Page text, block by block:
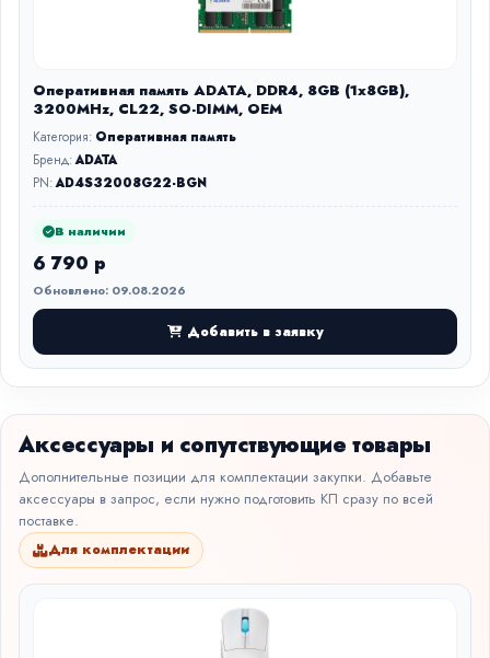
Оперативная память ADATA, DDR4, 8GB (1x8GB),
3200MHz, CL22, SO-DIMM, OEM
Категория: Оперативная память
Бренд:ADATA
PN:AD4S32008G22-BGN
В наличии
6 790 р
Обновлено: 09.08.2026
Добавить в заявку
Аксессуары и сопутствующие товары
Дополнительные позиции для комплектации закупки. Добавьте
аксессуары в запрос, если нужно подготовить КП сразу по всей
поставке.
Для комплектации